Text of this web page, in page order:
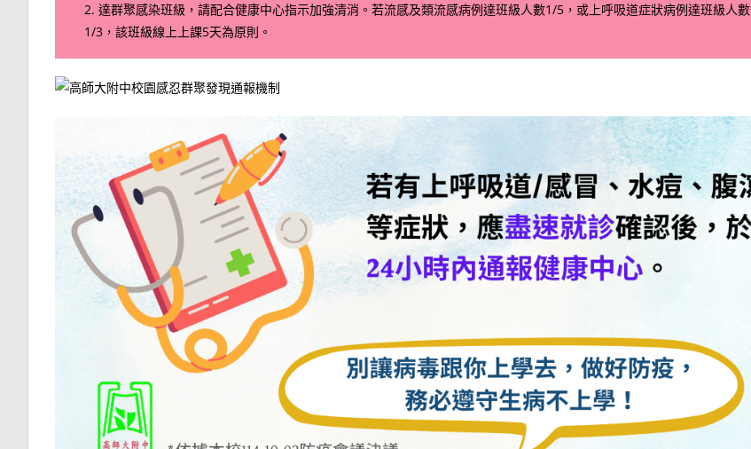
2. 達群聚感染班級，請配合健康中心指示加強清消。若流感及類流感病例達班級人數1/5，或上呼吸道症狀病例達班級人數
1/3，該班級線上上課5天為原則。